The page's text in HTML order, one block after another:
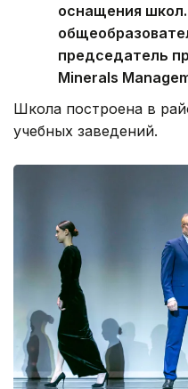
оснащения
председатель
Minerals
Школа построена в
учебных заведений.